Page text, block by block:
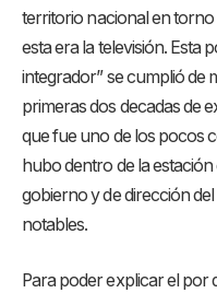
territorio nacional en
esta era la televisión. Esta
integrador” se cumplió de
primeras dos decadas de
que fue uno de los pocos
hubo dentro de la
gobierno y de dirección
notables.
Para poder explicar el por